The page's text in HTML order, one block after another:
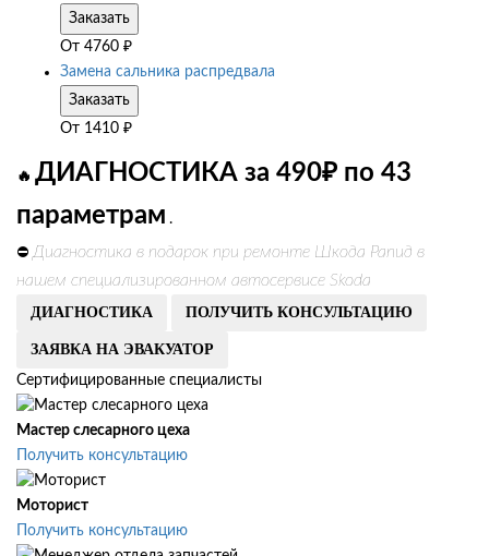
Заказать
От 4760 ₽
Замена сальника распредвала
Заказать
От 1410 ₽
🔥 ДИАГНОСТИКА за 490₽ по 43
параметрам .
⛔ Диагностика в подарок при ремонте Шкода Рапид в
нашем специализированном автосервисе Skoda
ДИАГНОСТИКА ПОЛУЧИТЬ КОНСУЛЬТАЦИЮ
ЗАЯВКА НА ЭВАКУАТОР
Сертифицированные специалисты
Мастер слесарного цеха
Получить консультацию
Моторист
Получить консультацию